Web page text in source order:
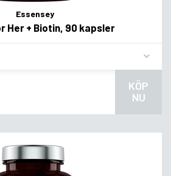
Essensey
Her + Biotin, 90 kapsler
KÖP
NU